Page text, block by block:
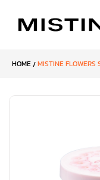
HOME/MISTINE FLOWERS